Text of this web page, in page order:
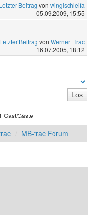
Letzter Beitrag von winglschleifa
05.09.2009, 15:55
Letzter Beitrag von Werner_Trac
16.07.2005, 18:12
Gast/Gäste
MB-trac Forum